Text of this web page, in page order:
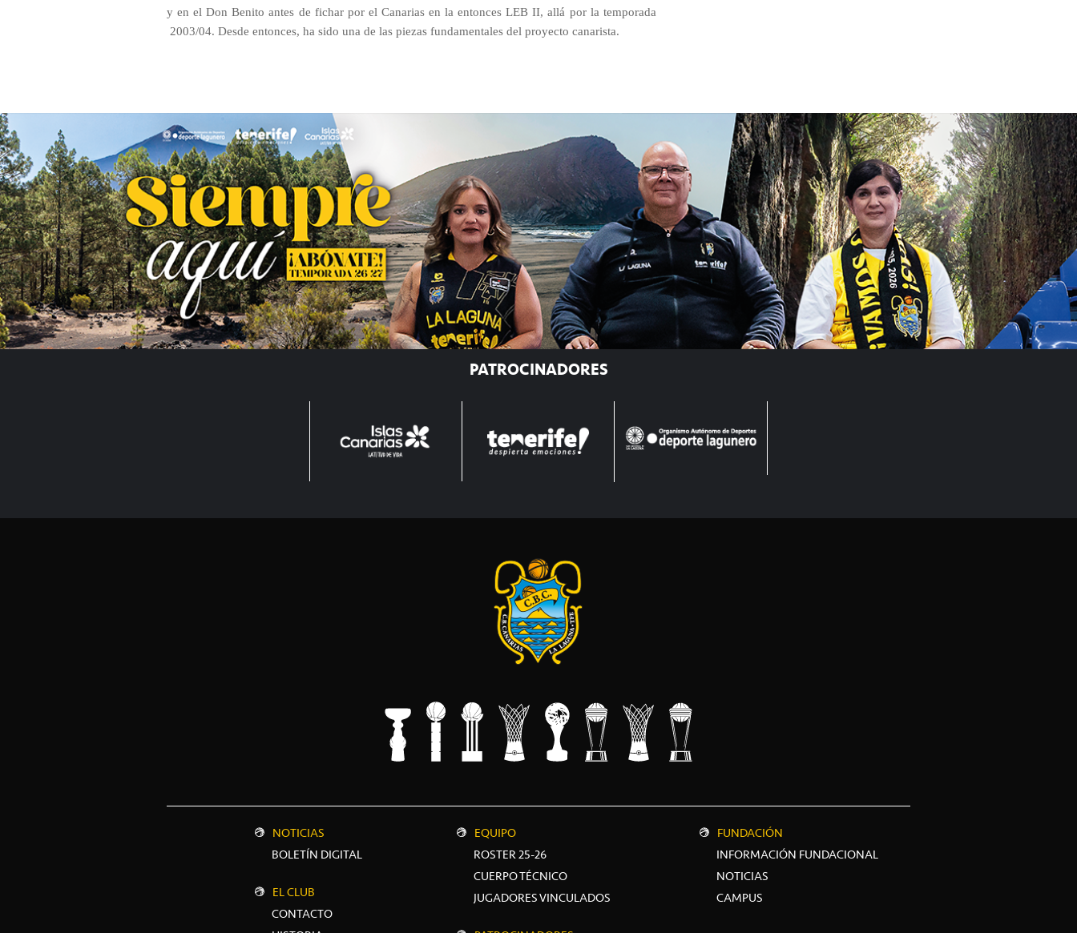
y en el Don Benito antes de fichar por el Canarias en la entonces LEB II, allá por la temporada
2003/04. Desde entonces, ha sido una de las piezas fundamentales del proyecto canarista.
PATROCINADORES
NOTICIAS
BOLETÍN DIGITAL
EL CLUB
CONTACTO
EQUIPO
ROSTER 25-26
CUERPO TÉCNICO
JUGADORES VINCULADOS
FUNDACIÓN
INFORMACIÓN FUNDACIONAL
NOTICIAS
CAMPUS